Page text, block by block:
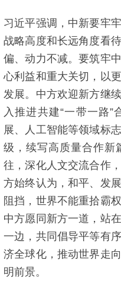
习近平强调，中新要牢
战略高度和长远角度看
偏、动力不减。要筑牢
心利益和重大关切，以
发展。中方欢迎新方继
入推进共建“一带一路
展、人工智能等领域标
级，续写高质量合作新
往，深化人文交流合作
方始终认为，和平、发
阻挡，世界不能重拾霸
中方愿同新方一道，站
一边，共同倡导平等有
济全球化，推动世界走
明前景。